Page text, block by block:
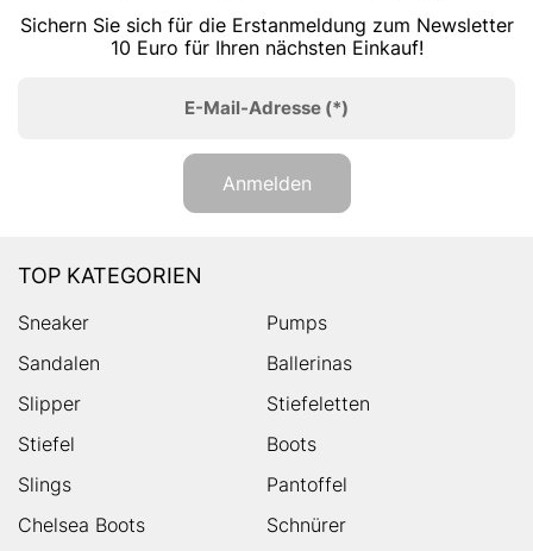
Sichern Sie sich für die Erstanmeldung zum Newsletter
10 Euro für Ihren nächsten Einkauf!
E-Mail-Adresse (*)
Anmelden
TOP KATEGORIEN
Sneaker
Pumps
Sandalen
Ballerinas
Slipper
Stiefeletten
Stiefel
Boots
Slings
Pantoffel
Chelsea Boots
Schnürer